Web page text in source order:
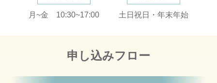
月~金 10:30~17:00 土日祝日・年末年始
申し込みフロー